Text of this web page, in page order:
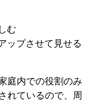
む
ップさせて見せる
庭内での役割のみ
れているので、周